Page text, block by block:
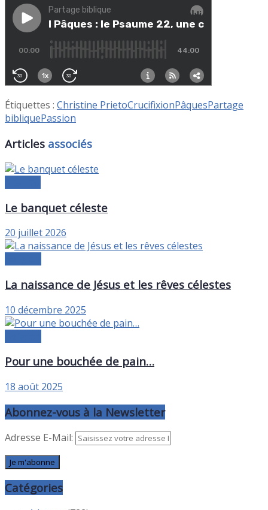
Étiquettes : Christine PrietoCrucifixionPâquesPartage
bibliquePassion
Articles associés
Le banquet céleste
20 juillet 2026
La naissance de Jésus et les rêves célestes
10 décembre 2025
Pour une bouchée de pain…
18 août 2025
Abonnez-vous à la Newsletter
Adresse E-Mail:
Catégories